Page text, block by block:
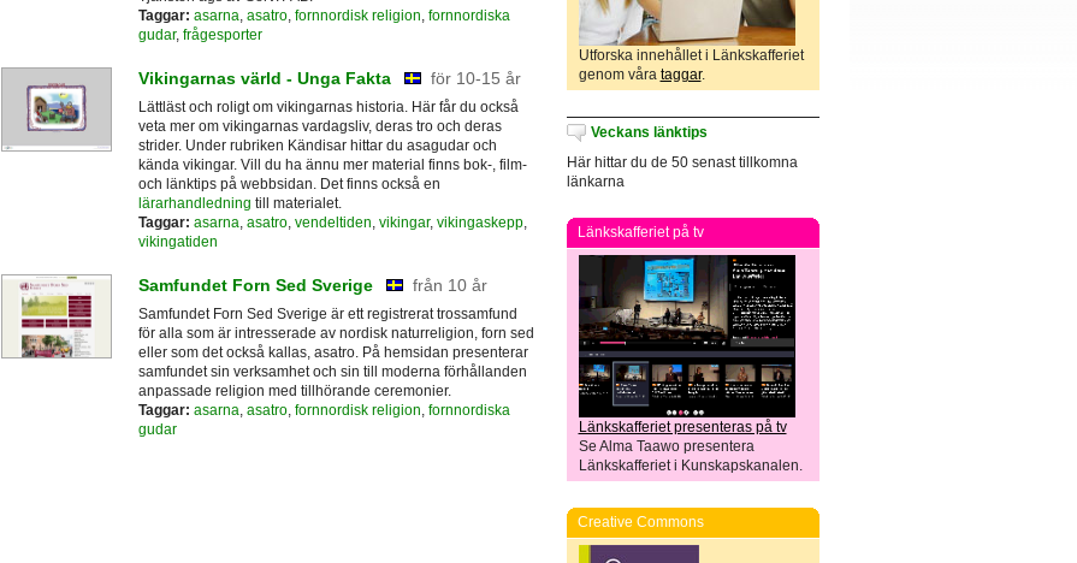
Taggar: asarna asatro, fornnordisk religion fornnordiska
gudar, frågesporter
Vikingarnas värld - Unga Fakta för 10-15 år
Lättläst och roligt om vikingarnas historia. Här får du också
veta mer om vikingarnas vardagsliv, deras tro och deras
strider. Under rubriken Kändisar hittar du asagudar och
kända vikingar. Vill du ha ännu mer material finns bok-, film-
och länktips på webbsidan. Det finns också en
lärarhandledning till materialet.
Taggar: asarna, asatro, vendeltiden, vikingar, vikingaskepp,
vikingatiden
Samfundet Forn Sed Sverige från 10 år
Samfundet Forn Sed Sverige är ett registrerat trossamfund
för alla som är intresserade av nordisk naturreligion, forn sed
eller som det också kallas, asatro. På hemsidan presenterar
samfundet sin verksamhet och sin till moderna förhållanden
anpassade religion med tillhörande ceremonier.
Taggar: asarna, asatro, fornnordisk religion, fornnordiska
gudar
Utforska innehållet i Länkskafferiet
genom våra taggar.
Veckans länktips
Här hittar du de 50 senast tillkomna
länkarna
Länkskafferiet på tv
Länkskafferiet presenteras på tv
Se Alma Taawo presentera
Länkskafferiet i Kunskapskanalen.
Creative Commons